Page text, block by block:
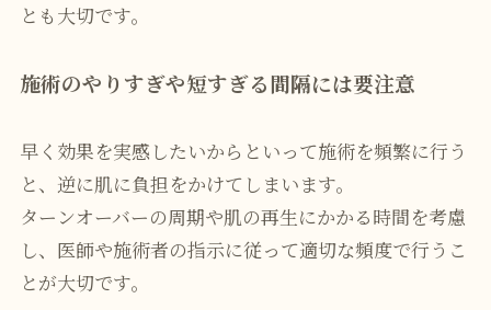
とも大切です。
施術のやりすぎや短すぎる間隔には要注意
早く効果を実感したいからといって施術を頻繁に行う
と、逆に肌に負担をかけてしまいます。
ターンオーバーの周期や肌の再生にかかる時間を考慮
し、医師や施術者の指示に従って適切な頻度で行うこ
とが大切です。